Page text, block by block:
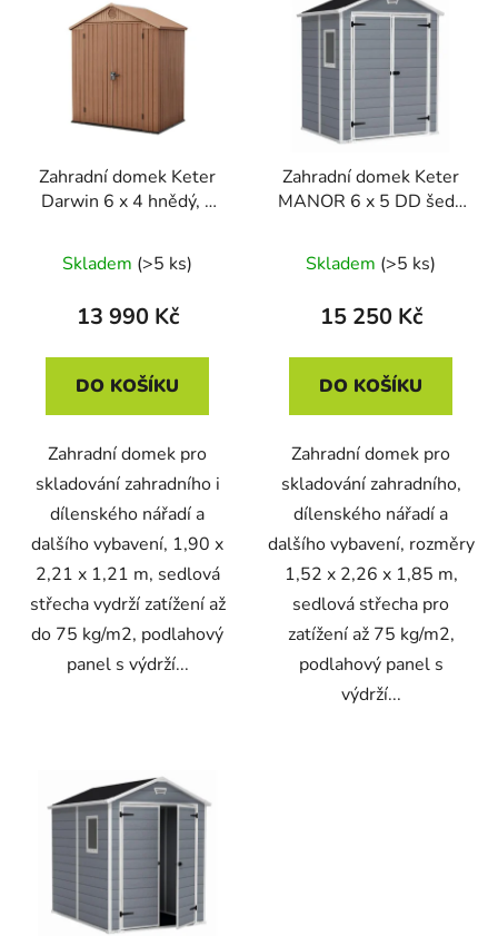
Zahradní domek Keter
Darwin 6 x 4 hnědý, s
Skladem (>5 ks)
13 990 Kč
DO KOŠÍKU
Zahradní domek pro
skladování zahradního i
dílenského nářadí a
dalšího vybavení, 1,90 x
2,21 x 1,21 m, sedlová
střecha vydrží zatížení až
do 75 kg/m2, podlahový
panel s výdrží...
Zahradní domek Keter
MANOR 6 x 5 DD šedý
Skladem (>5 ks)
15 250 Kč
DO KOŠÍKU
Zahradní domek pro
skladování zahradního,
dílenského nářadí a
dalšího vybavení, rozměry
1,52 x 2,26 x 1,85 m,
sedlová střecha pro
zatížení až 75 kg/m2,
podlahový panel s
výdrží...